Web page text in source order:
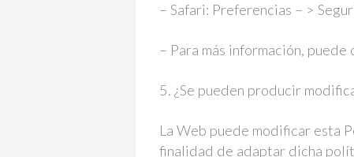
– Safari: Preferencias – >
– Para más información,
5. ¿Se pueden producir
La Web puede modificar esta
finalidad de adaptar dicha